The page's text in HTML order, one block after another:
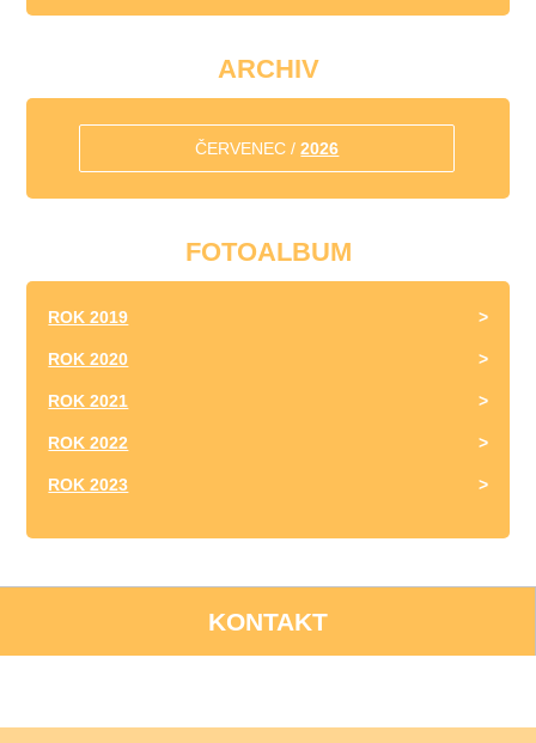
ARCHIV
ČERVENEC /2026
FOTOALBUM
ROK 2019
ROK 2020
ROK 2021
ROK 2022
ROK 2023
KONTAKT